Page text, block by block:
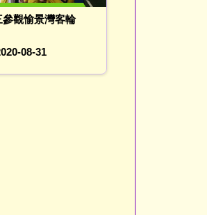
參觀愉景灣客輪
08-31